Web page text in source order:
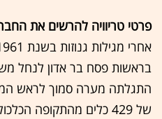
פרטי טריוויה להרשים את
בראשות פסח בר אדון לנחל
התגלתה מערה סמוך לראש
של 429 כלים מהתקופה